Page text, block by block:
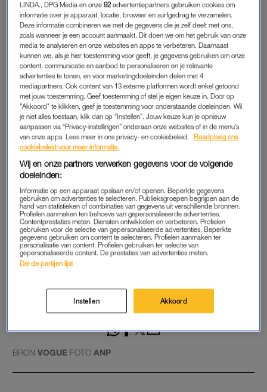
Ook haar echtgenoot, prins Harry, werkt mee aan het
septembernummer.
MICHELLE OBAMA
De geruchten dat Markle voor het bekende modeblad werkte,
gingen al een tijdje rond, maar zijn gisteren officieel bevestigd
door een woordvoerder van het Britse Koningshuis. Markle
heeft voor ‘haar’Vogue-nummer onder andere een interview
met Michelle Obama.
Lees ook
van ‘Suits’
PRINS HARRY
Ook echtgenoot prins Harry is door Markle aan het werk
gezet. Hij interviewt bioloog en onderzoeker Jane Goodall voor
belangrijkste editie van het jaar voor modemagazines
BRON VOGUE FOTO ANP
LINDA., DPG Media en onze92 advertentiepartners gebruiken cookies om
informatie over je apparaat, locatie, browser en surfgedrag te verzamelen.
Deze informatie combineren we met de gegevens die je zelf deelt met ons,
zoals wanneer je een account aanmaakt. Dit doen we om het gebruik van onze
media te analyseren en onze websites en apps te verbeteren. Daarnaast
kunnen we, als je hier toestemming voor geeft, je gegevens gebruiken om onze
content, communicatie en aanbod te personaliseren en je relevante
advertenties te tonen, en voor marketingdoeleinden delen met 4
mediapartners. Ook content van 13 externe platformen wordt enkel getoond
met jouw toestemming. Geef toestemming of stel je eigen keuze in. Door op
"Akkoord" te klikken, geef je toestemming voor onderstaande doeleinden. Wil
je niet alles toestaan, klik dan op “Instellen”. Jouw keuze kun je opnieuw
aanpassen via “Privacy-instellingen” onderaan onze websites of in de menu’s
van onze apps. Lees meer in ons privacy- en cookiebeleid.
Raadpleeg ons
cookiebeleid voor meer informatie.
Wij en onze partners verwerken gegevens voor de volgende
doeleinden:
Informatie op een apparaat opslaan en/of openen. Beperkte gegevens
gebruiken om advertenties te selecteren. Publieksgroepen begrijpen aan de
hand van statistieken of combinaties van gegevens uit verschillende bronnen.
Profielen aanmaken ten behoeve van gepersonaliseerde advertenties.
Contentprestaties meten. Diensten ontwikkelen en verbeteren. Profielen
gebruiken voor de selectie van gepersonaliseerde advertenties. Beperkte
gegevens gebruiken om content te selecteren. Profielen aanmaken ter
personalisatie van content. Profielen gebruiken ter selectie van
gepersonaliseerde content. De prestaties van advertenties meten.
Derde partijen lijst
Instellen Akkoord